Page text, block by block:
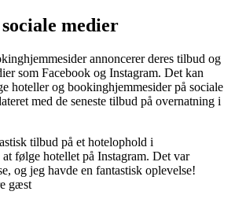
medier
annoncerer deres tilbud og
som Facebook og Instagram. Det kan
hoteller og bookinghjemmesider på sociale
med de seneste tilbud på overnatning i
tilbud på et hotelophold i
følge hotellet på Instagram. Det var
og jeg havde en fantastisk oplevelse!
gæst